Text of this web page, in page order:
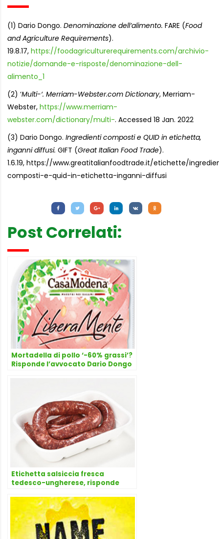
(1) Dario Dongo. Denominazione dell’alimento. FARE (Food
and Agriculture Requirements).
19.8.17, https://foodagriculturerequirements.com/archivio-
notizie/domande-e-risposte/denominazione-dell-
alimento_1
(2) ‘Multi-‘. Merriam-Webster.com Dictionary, Merriam-
Webster, https://www.merriam-
webster.com/dictionary/multi-. Accessed 18 Jan. 2022
(3) Dario Dongo. Ingredienti composti e QUID in etichetta,
inganni diffusi. GIFT (Great Italian Food Trade).
1.6.19, https://www.greatitalianfoodtrade.it/etichette/
composti-e-quid-in-etichetta-inganni-diffusi
Post Correlati:
Mortadella di pollo ‘-60% grassi’?
Risponde l’avvocato Dario Dongo
Etichetta salsiccia fresca
tedesco-ungherese, risponde